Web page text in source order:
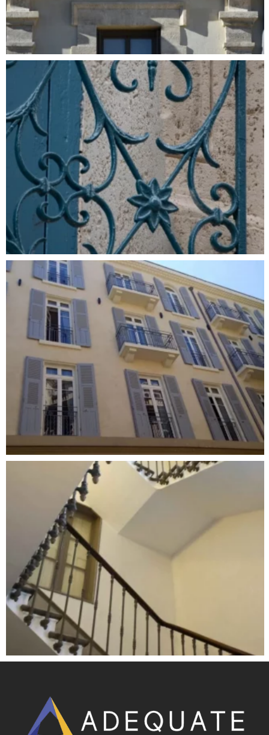
RAVALEMENT DES FAÇADES DE L’INTERNAT
DES COLLÈGES GIDE ET GUYNEMER, À UZÈS
Peinture & Décoration, Ravalement de façade
RAVALEMENT DE FAÇADE D’UN IMMEUBLE DE
CARACTÈRE À PÉROLS
Peinture & Décoration, Ravalement de façade
RÉNOVATION DES FAÇADES – HÔTEL
L’IMPÉRATOR À NÎMES
Patrimoine ancien,Peinture & Décoration